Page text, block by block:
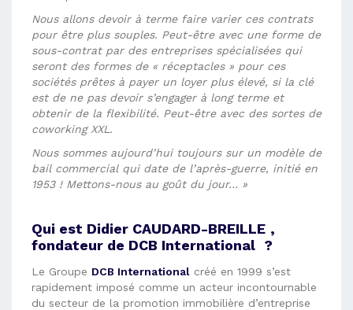
Nous allons devoir à terme faire varier ces contrats
pour être plus souples. Peut-être avec une forme de
sous-contrat par des entreprises spécialisées qui
seront des formes de « réceptacles » pour ces
sociétés prêtes à payer un loyer plus élevé, si la clé
est de ne pas devoir s’engager à long terme et
obtenir de la flexibilité. Peut-être avec des sortes de
coworking XXL.
Nous sommes aujourd’hui toujours sur un modèle de
bail commercial qui date de l’après-guerre, initié en
1953 ! Mettons-nous au goût du jour… »
Qui est Didier CAUDARD-BREILLE ,
fondateur de DCB International ?
Le Groupe DCB International créé en 1999 s’est
rapidement imposé comme un acteur incontournable
du secteur de la promotion immobilière d’entreprise